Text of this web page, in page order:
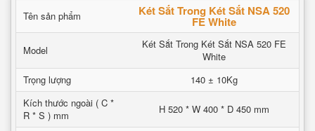
Tên sản phẩm Két Sắt Trong Két Sắt NSA 520
FE White
Model
Két Sắt Trong Két Sắt NSA 520 FE
White
Trọng lượng
140 ± 10Kg
Kích thước ngoài ( C *
R * S ) mm
H 520 * W 400 * D 450 mm